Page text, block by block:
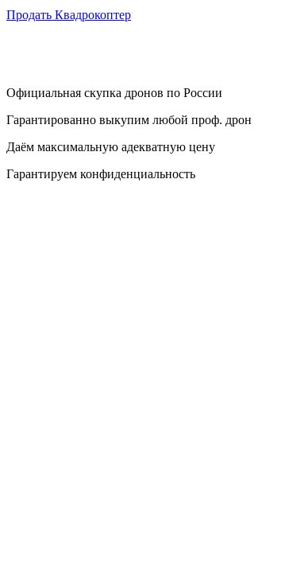
Продать Квадрокоптер
Официальная скупка дронов по России
Гарантированно выкупим любой проф. дрон
Даём максимальную адекватную цену
Гарантируем конфиденциальность